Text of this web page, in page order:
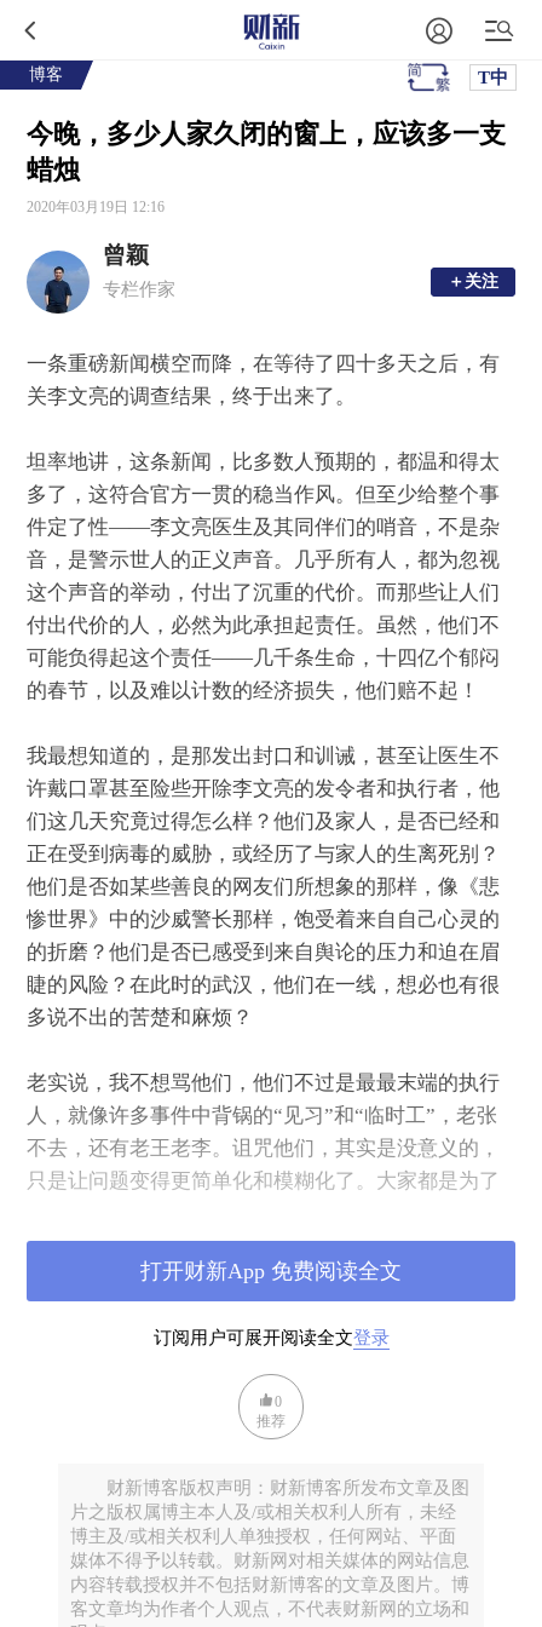
博客 T中
今晚，多少人家久闭的窗上，应该多一支
蜡烛
2020年03月19日 12:16
曾颖
专栏作家 ＋关注
＋关注
一条重磅新闻横空而降，在等待了四十多天之后，有
关李文亮的调查结果，终于出来了。
坦率地讲，这条新闻，比多数人预期的，都温和得太
多了，这符合官方一贯的稳当作风。但至少给整个事
件定了性——李文亮医生及其同伴们的哨音，不是杂
音，是警示世人的正义声音。几乎所有人，都为忽视
这个声音的举动，付出了沉重的代价。而那些让人们
付出代价的人，必然为此承担起责任。虽然，他们不
可能负得起这个责任——几千条生命，十四亿个郁闷
的春节，以及难以计数的经济损失，他们赔不起！
我最想知道的，是那发出封口和训诫，甚至让医生不
许戴口罩甚至险些开除李文亮的发令者和执行者，他
们这几天究竟过得怎么样？他们及家人，是否已经和
正在受到病毒的威胁，或经历了与家人的生离死别？
他们是否如某些善良的网友们所想象的那样，像《悲
惨世界》中的沙威警长那样，饱受着来自自己心灵的
的折磨？他们是否已感受到来自舆论的压力和迫在眉
睫的风险？在此时的武汉，他们在一线，想必也有很
多说不出的苦楚和麻烦？
老实说，我不想骂他们，他们不过是最最末端的执行
人，就像许多事件中背锅的“见习”和“临时工”，老张
不去，还有老王老李。诅咒他们，其实是没意义的，
只是让问题变得更简单化和模糊化了。大家都是为了
因此，诅咒基层当事人，是没有意义的，也无助于汲
势力的自媒体更坏。订阅用户可展开阅读全文登录
打开财新App 免费阅读全文
0
推荐
财新博客版权声明：财新博客所发布文章及图
片之版权属博主本人及/或相关权利人所有，未经
博主及/或相关权利人单独授权，任何网站、平面
媒体不得予以转载。财新网对相关媒体的网站信息
内容转载授权并不包括财新博客的文章及图片。博
客文章均为作者个人观点，不代表财新网的立场和